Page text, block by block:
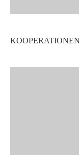
KOOPERATIONEN